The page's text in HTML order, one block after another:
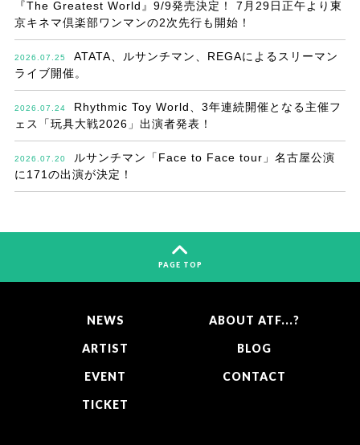
『The Greatest World』9/9発売決定！ 7月29日正午より東
京キネマ倶楽部ワンマンの2次先行も開始！
2026.07.25
ATATA、ルサンチマン、REGAによるスリーマン
ライブ開催。
2026.07.24
Rhythmic Toy World、3年連続開催となる主催フ
ェス「玩具大戦2026」出演者発表！
2026.07.20
ルサンチマン「Face to Face tour」名古屋公演
に171の出演が決定！
PAGE TOP
NEWS
ARTIST
EVENT
TICKET
ABOUT ATF...?
BLOG
CONTACT